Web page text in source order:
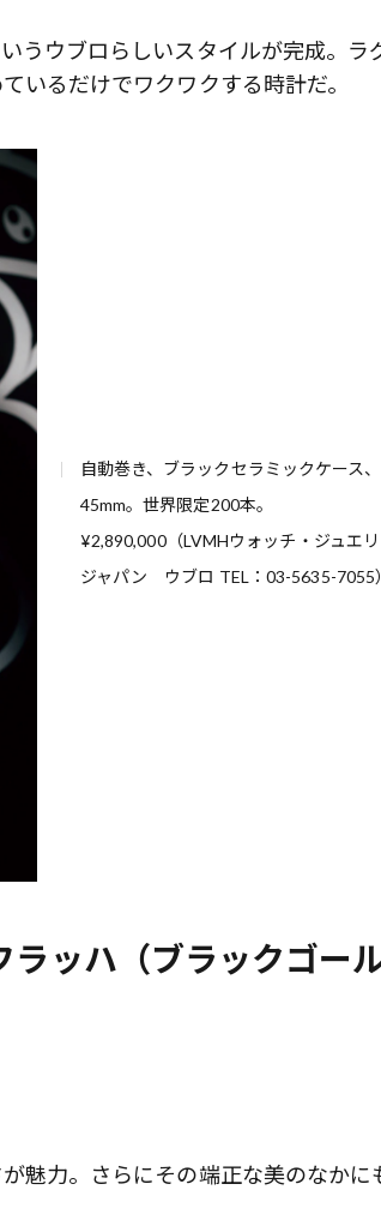
うウブロらしいスタイルが完成。ラ
いるだけでワクワクする時計だ。
自動巻き、ブラックセラミックケース
45mm。世界限定200本。
¥2,890,000（LVMHウォッチ・ジュエ
ジャパン ウブロ TEL：03-5635-7055
ラッハ（ブラックゴー
魅力。さらにその端正な美のなかに